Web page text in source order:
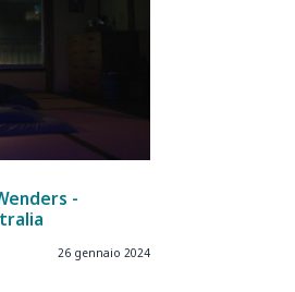
-
26 gennaio 2024